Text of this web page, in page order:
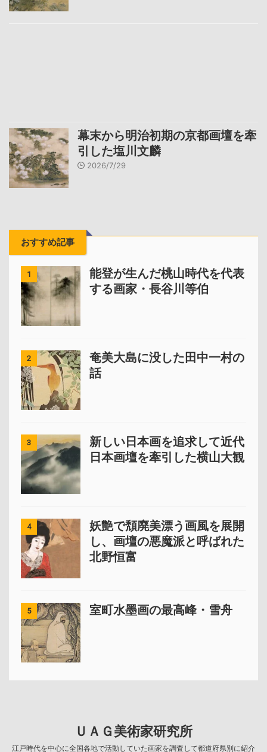
幕末から明治初期の京都画壇を牽
引した塩川文麟
2026/7/29
おすすめ記事
1
能登が生んだ桃山時代を代表
する画家・長谷川等伯
2
奄美大島に没した田中一村の
話
3
新しい日本画を追求して近代
日本画壇を牽引した横山大観
4
妖艶で頽廃美漂う画風を展開
し、画壇の悪魔派と呼ばれた
北野恒富
5 室町水墨画の最高峰・雪舟
ＵＡＧ美術家研究所
江戸時代を中心に全国各地で活動していた画家を調査して都道府県別に紹介